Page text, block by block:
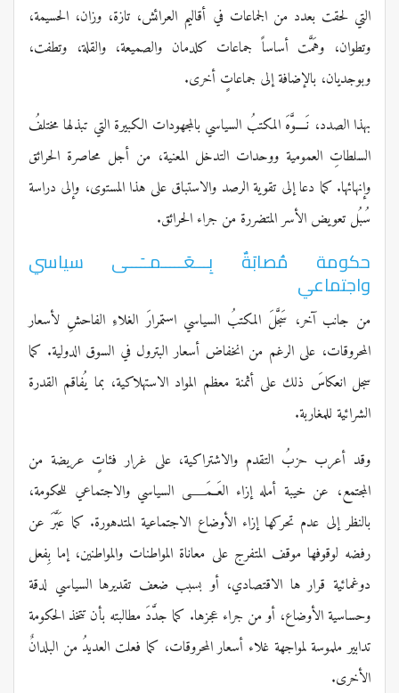
التي لحقت بعدد من الجماعات في أقاليم العرائش، تازة، وزان، الحسيمة،
وتطوان، وهَمَّت أساساً جماعات كلدمان والصميعة، والقلة، وتطفت،
وبوجديان، بالإضافة إلى جماعاتٍ أخرى.
بهذا الصدد، نَــــوَّهَ المكتبُ السياسي بالمجهودات الكبيرة التي تبذلها مختلفُ
السلطاتِ العمومية ووحدات التدخل المعنية، من أجل محاصرة الحرائق
وإنهائها. كما دعا إلى تقوية الرصد والاستباق على هذا المستوى، وإلى دراسة
سُبُل تعويض الأسر المتضررة من جراء الحرائق.
حكومة مُصابَةٌ بِـــعَـــــمــَـــى سياسي
واجتماعي
من جانب آخر، سَجَّلَ المكتبُ السياسي استمرارَ الغلاءِ الفاحشِ لأسعار
المحروقات، على الرغم من انخفاض أسعار البترول في السوق الدولية. كما
سجل انعكاسَ ذلك على أثمنة معظم المواد الاستهلاكية، بما يُفاقم القدرة
الشرائية للمغاربة.
وقد أعرب حزبُ التقدم والاشتراكية، على غرار فئاتٍ عريضة من
المجتمع، عن خيبة أمله إزاء العَــمَــــــى السياسي والاجتماعي للحكومة،
بالنظر إلى عدم تحركها إزاء الأوضاع الاجتماعية المتدهورة. كما عَبَّرَ عن
رفضه لوقوفها موقف المتفرج على معاناة المواطنات والمواطنين، إما بِفعل
دوغمائية قرار ها الاقتصادي، أو بسبب ضعف تقديرها السياسي لدقة
وحساسية الأوضاع، أو من جراء عجزها. كما جدَّدَ مطالبته بأن تتخذ الحكومة
تدابير ملموسة لمواجهة غلاء أسعار المحروقات، كما فعلت العديدُ من البلدانٌ
الأخرى.